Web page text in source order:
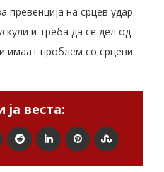
превенција на срцев удар.
и треба да се дел од
имаат проблем со срцеви
ја веста: